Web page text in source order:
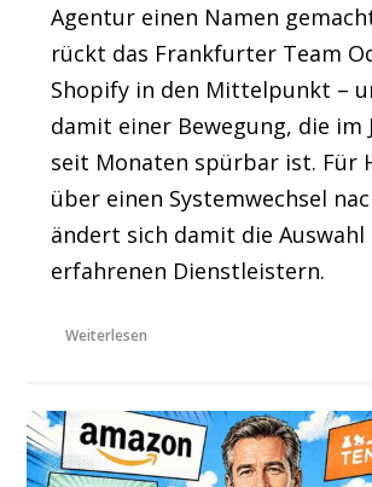
Agentur einen Namen
rückt das Frankfurter Team
Shopify in den Mittelpunkt –
damit einer Bewegung, die im
seit Monaten spürbar ist. Für
über einen Systemwechsel
ändert sich damit die Auswahl
erfahrenen Dienstleistern.
Weiterlesen